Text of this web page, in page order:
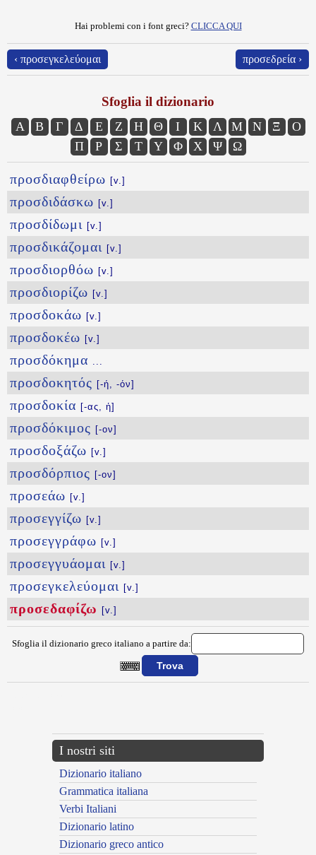
Hai problemi con i font greci? CLICCA QUI
‹ προσεγκελεύομαι προσεδρεία ›
Sfoglia il dizionario
Α Β Γ Δ Ε Ζ Η Θ Ι Κ Λ Μ Ν Ξ
Ο
Π
Ρ Σ Τ Υ Φ Χ Ψ Ω
προσδιαφθείρω [v.]
προσδιδάσκω [v.]
προσδίδωμι [v.]
προσδικάζομαι [v.]
προσδιορθόω [v.]
προσδιορίζω [v.]
προσδοκάω [v.]
προσδοκέω [v.]
προσδόκημα ...
προσδοκητός [-ή, -όν]
προσδοκία [-ας, ἡ]
προσδόκιμος [-ον]
προσδοξάζω [v.]
προσδόρπιος [-ον]
προσεάω [v.]
προσεγγίζω [v.]
προσεγγράφω [v.]
προσεγγυάομαι [v.]
προσεγκελεύομαι [v.]
προσεδαφίζω [v.]
Sfoglia il dizionario greco italiano a partire da:
I nostri siti
Dizionario italiano
Grammatica italiana
Verbi Italiani
Dizionario latino
Dizionario greco antico